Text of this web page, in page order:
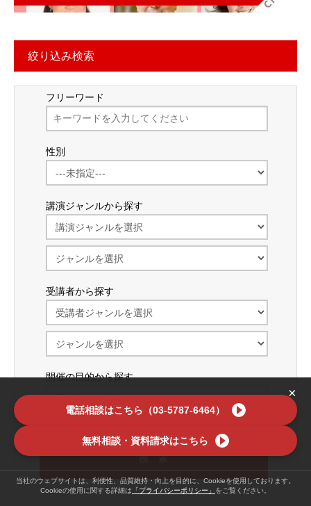
絞り込み検索
フリーワード
性別
講演ジャンルから探す
受講者から探す
開催の目的から探す
×
電話相談はこちら（03-5787-6464）
無料相談・資料請求はこちら
当社のウェブサイトは、利便性、品質維持・向上を目的に、Cookieを使用しております。
Cookieの使用に関する詳細は 「プライバシーポリシー」 をご覧ください。